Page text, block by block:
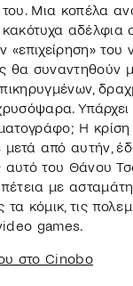
Μια κοπέλα
αδέλφια
«επιχείρηση» του
θα συναντηθούν
Η
μετά από αυτήν,
του Θάνου
με
κόμικ, τις
games.
στο Cinobo